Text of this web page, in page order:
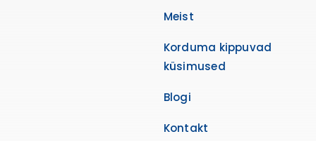
Meist
Korduma kippuvad
küsimused
Blogi
Kontakt